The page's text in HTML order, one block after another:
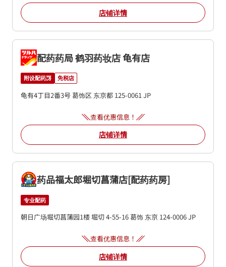
店铺详情
配药药局 鹤羽药妆店 龟有店
附设配药房 免税店
龟有4丁目2番3号葛饰区 东京都 125-0061 JP
查看优惠信息！
店铺详情
药品福太郎堀切菖蒲店[配药药房]
专业配药
朝日广场堀切菖蒲园1楼堀切 4-55-16葛饰 东京 124-0006JP
查看优惠信息！
店铺详情